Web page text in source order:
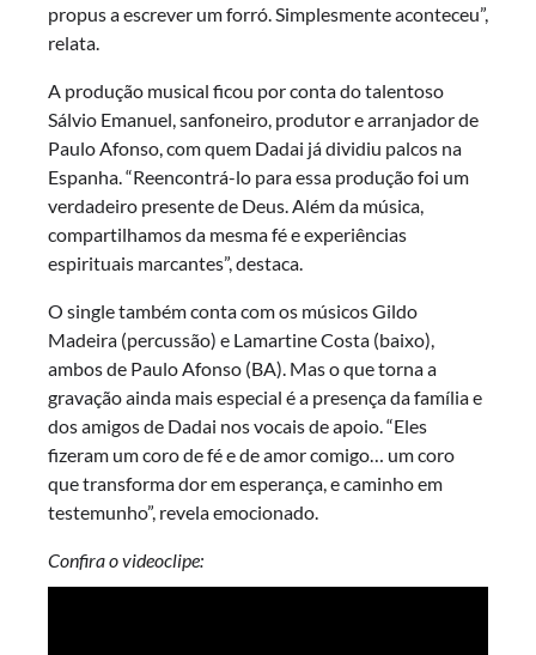
propus a escrever um forró. Simplesmente aconteceu”,
relata.
A produção musical ficou por conta do talentoso
Sálvio Emanuel, sanfoneiro, produtor e arranjador de
Paulo Afonso, com quem Dadai já dividiu palcos na
Espanha. “Reencontrá-lo para essa produção foi um
verdadeiro presente de Deus. Além da música,
compartilhamos da mesma fé e experiências
espirituais marcantes”, destaca.
O single também conta com os músicos Gildo
Madeira (percussão) e Lamartine Costa (baixo),
ambos de Paulo Afonso (BA). Mas o que torna a
gravação ainda mais especial é a presença da família e
dos amigos de Dadai nos vocais de apoio. “Eles
fizeram um coro de fé e de amor comigo… um coro
que transforma dor em esperança, e caminho em
testemunho”, revela emocionado.
Confira o videoclipe: